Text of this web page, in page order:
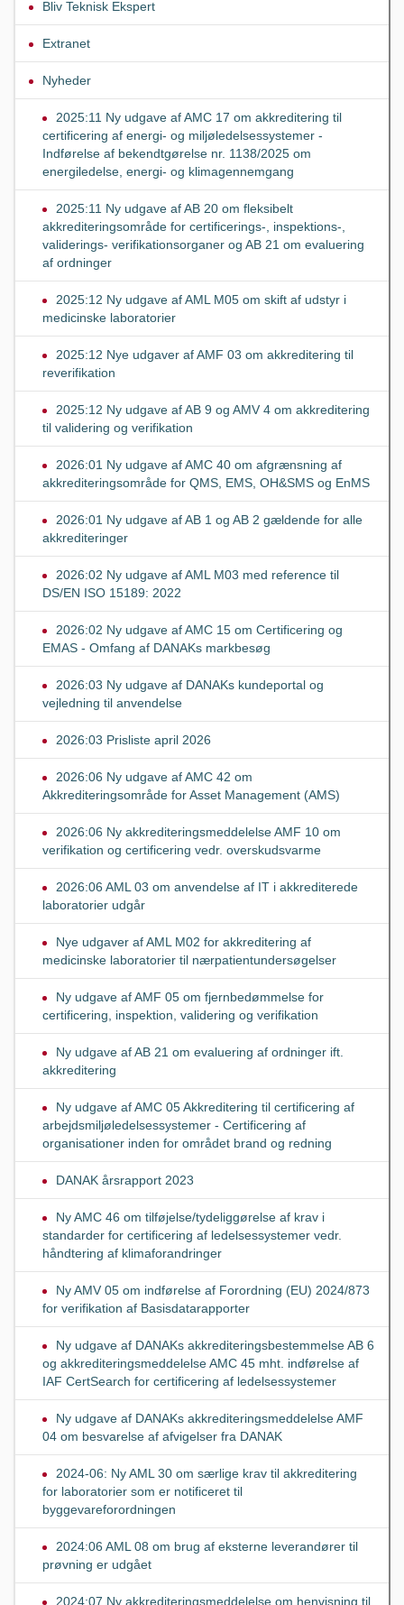
Bliv Teknisk Ekspert
Extranet
Nyheder
2025:11 Ny udgave af AMC 17 om akkreditering til
certificering af energi- og miljøledelsessystemer -
Indførelse af bekendtgørelse nr. 1138/2025 om
energiledelse, energi- og klimagennemgang
2025:11 Ny udgave af AB 20 om fleksibelt
akkrediteringsområde for certificerings-, inspektions-,
validerings- verifikationsorganer og AB 21 om evaluering
af ordninger
2025:12 Ny udgave af AML M05 om skift af udstyr i
medicinske laboratorier
2025:12 Nye udgaver af AMF 03 om akkreditering til
reverifikation
2025:12 Ny udgave af AB 9 og AMV 4 om akkreditering
til validering og verifikation
2026:01 Ny udgave af AMC 40 om afgrænsning af
akkrediteringsområde for QMS, EMS, OH&SMS og EnMS
2026:01 Ny udgave af AB 1 og AB 2 gældende for alle
akkrediteringer
2026:02 Ny udgave af AML M03 med reference til
DS/EN ISO 15189: 2022
2026:02 Ny udgave af AMC 15 om Certificering og
EMAS - Omfang af DANAKs markbesøg
2026:03 Ny udgave af DANAKs kundeportal og
vejledning til anvendelse
2026:03 Prisliste april 2026
2026:06 Ny udgave af AMC 42 om
Akkrediteringsområde for Asset Management (AMS)
2026:06 Ny akkrediteringsmeddelelse AMF 10 om
verifikation og certificering vedr. overskudsvarme
2026:06 AML 03 om anvendelse af IT i akkrediterede
laboratorier udgår
Nye udgaver af AML M02 for akkreditering af
medicinske laboratorier til nærpatientundersøgelser
Ny udgave af AMF 05 om fjernbedømmelse for
certificering, inspektion, validering og verifikation
Ny udgave af AB 21 om evaluering af ordninger ift.
akkreditering
Ny udgave af AMC 05 Akkreditering til certificering af
arbejdsmiljøledelsessystemer - Certificering af
organisationer inden for området brand og redning
DANAK årsrapport 2023
Ny AMC 46 om tilføjelse/tydeliggørelse af krav i
standarder for certificering af ledelsessystemer vedr.
håndtering af klimaforandringer
Ny AMV 05 om indførelse af Forordning (EU) 2024/873
for verifikation af Basisdatarapporter
Ny udgave af DANAKs akkrediteringsbestemmelse AB 6
og akkrediteringsmeddelelse AMC 45 mht. indførelse af
IAF CertSearch for certificering af ledelsessystemer
Ny udgave af DANAKs akkrediteringsmeddelelse AMF
04 om besvarelse af afvigelser fra DANAK
2024-06: Ny AML 30 om særlige krav til akkreditering
for laboratorier som er notificeret til
byggevareforordningen
2024:06 AML 08 om brug af eksterne leverandører til
prøvning er udgået
2024:07 Ny akkrediteringsmeddelelse om henvisning til